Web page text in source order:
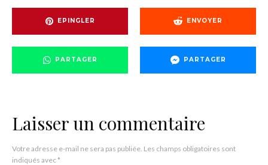
EPINGLER ENVOYER
PARTAGER PARTAGER
Laisser un commentaire
Votre adresse e-mail ne sera pas publiée. Les champs obligatoires sont
indiqués avec*